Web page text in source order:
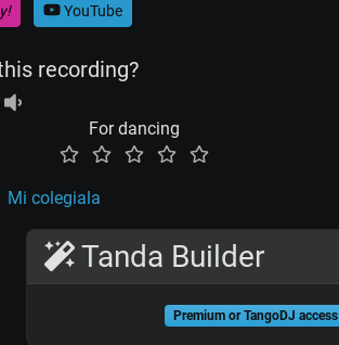
YouTube
recording?
For dancing
Mi colegiala
Tanda Builder
Premium or TangoDJ access